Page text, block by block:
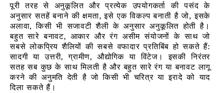
पूरी तरह से अनुकूलित और प्रत्येक उपयोगकर्ता की पसंद के
अनुसार सतहें बनाने की क्षमता, इसे एक विकल्प बनाती है जो, इसके
अलावा, किसी भी सजावटी शैली के अनुसार अनुकूलित होती है।
बहुत सारे बनावट, आकार और रंग असीम संयोजनों के साथ जो
सबसे लोकप्रिय शैलियों की सबसे वफादार प्रतिबिंब हो सकते हैं:
सादगी या उत्तरी, ग्रामीण, औद्योगिक या विंटेज। इसकी निरंतर
सतह सब कुछ के साथ मिलती है और बहुत सारे रंग या बनावट लागू
करने की अनुमति देती है जो किसी भी चरित्र या इरादे को याद
दिला सकते हैं।